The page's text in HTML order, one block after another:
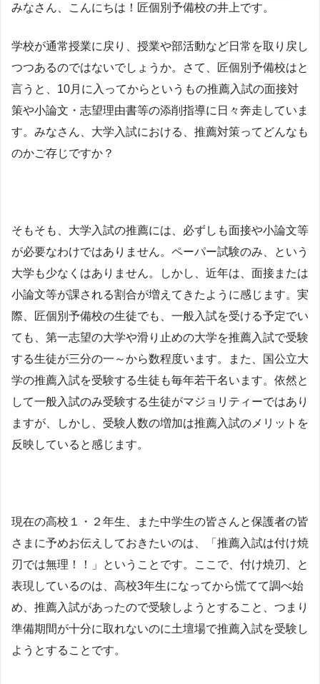
みなさん、こんにちは！匠個別予備校の井上です。
学校が通常授業に戻り、授業や部活動など日常を取り戻し
つつあるのではないでしょうか。さて、匠個別予備校はと
言うと、10月に入ってからというもの推薦入試の面接対
策や小論文・志望理由書等の添削指導に日々奔走していま
す。みなさん、大学入試における、推薦対策ってどんなも
のかご存じですか？
そもそも、大学入試の推薦には、必ずしも面接や小論文等
が必要なわけではありません。ペーパー試験のみ、という
大学も少なくはありません。しかし、近年は、面接または
小論文等が課される割合が増えてきたように感じます。実
際、匠個別予備校の生徒でも、一般入試を受ける予定でい
ても、第一志望の大学や滑り止めの大学を推薦入試で受験
する生徒が三分の一～から数程度います。また、国公立大
学の推薦入試を受験する生徒も毎年若干名います。依然と
して一般入試のみ受験する生徒がマジョリティーではあり
ますが、しかし、受験人数の増加は推薦入試のメリットを
反映していると感じます。
現在の高校１・２年生、また中学生の皆さんと保護者の皆
さまに予めお伝えしておきたいのは、「推薦入試は付け焼
刃では無理！！」ということです。ここで、付け焼刃、と
表現しているのは、高校3年生になってから慌てて調べ始
め、推薦入試があったので受験しようとすること、つまり
準備期間が十分に取れないのに土壇場で推薦入試を受験し
ようとすることです。